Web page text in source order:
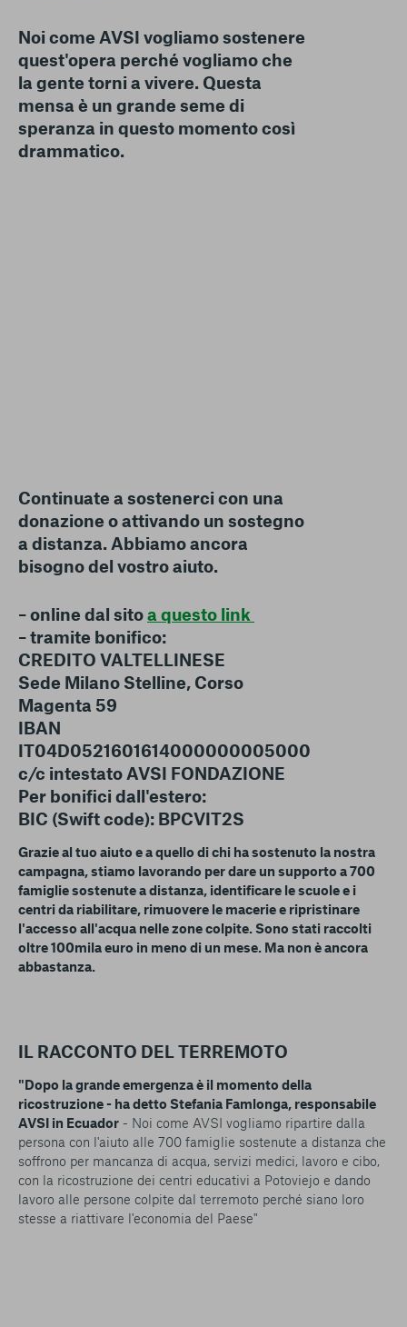
Noi come AVSI vogliamo sostenere
quest'opera perché vogliamo che
la gente torni a vivere. Questa
mensa è un grande seme di
speranza in questo momento così
drammatico.
Continuate a sostenerci con una
donazione o attivando un sostegno
a distanza. Abbiamo ancora
bisogno del vostro aiuto.
– online dal sitoa questo link
– tramite bonifico:
CREDITO VALTELLINESE
Sede Milano Stelline, Corso
Magenta 59
IBAN
IT04D0521601614000000005000
c/c intestato AVSI FONDAZIONE
Per bonifici dall'estero:
BIC (Swift code): BPCVIT2S
Grazie al tuo aiuto e a quello di chi ha sostenuto la nostra
campagna, stiamo lavorando per dare un supporto a 700
famiglie sostenute a distanza, identificare le scuole e i
centri da riabilitare, rimuovere le macerie e ripristinare
l'accesso all'acqua nelle zone colpite. Sono stati raccolti
oltre 100mila euro in meno di un mese. Ma non è ancora
abbastanza.
IL RACCONTO DEL TERREMOTO
"Dopo la grande emergenza è il momento della
ricostruzione - ha detto Stefania Famlonga, responsabile
AVSI in Ecuador - Noi come AVSI‬ vogliamo ripartire dalla
persona con l'aiuto alle 700 famiglie sostenute a distanza che
soffrono per mancanza di acqua, servizi medici, lavoro e cibo,
con la ricostruzione dei centri educativi a Potoviejo e dando
lavoro alle persone colpite dal terremoto perché siano loro
stesse a riattivare l'economia del Paese"